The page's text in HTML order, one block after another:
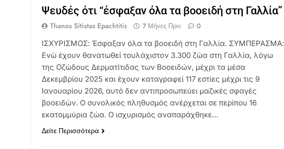
Ψευδές ότι “έσφαξαν όλα τα βοοειδή στη Γαλλία”
Thanos Sitistas Epachtitis 7 Μήνες Πριν
0
ΙΣΧΥΡΙΣΜΟΣ: Έσφαξαν όλα τα βοοειδή στη Γαλλία. ΣΥΜΠΕΡΑΣΜΑ:
Ενώ έχουν θανατωθεί τουλάχιστον 3.300 ζώα στη Γαλλία, λόγω
της Οζώδους Δερματίτιδας των Βοοειδών, μέχρι τα μέσα
Δεκεμβρίου 2025 και έχουν καταγραφεί 117 εστίες μέχρι τις 9
Ιανουαρίου 2026, αυτό δεν αντιπροσωπεύει μαζικές σφαγές
βοοειδών. Ο συνολικός πληθυσμός ανέρχεται σε περίπου 16
εκατομμύρια ζώα. Ο ισχυρισμός αναπαράχθηκε…
Δείτε Περισσότερα